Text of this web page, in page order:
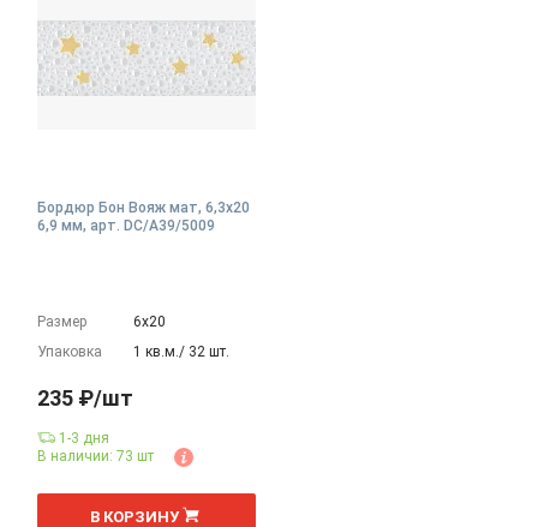
Бордюр Бон Вояж мат, 6,3x20
6,9 мм, арт. DC/A39/5009
Размер
6х20
Упаковка
1 кв.м./ 32 шт.
235 ₽/шт
1-3 дня
В наличии: 73 шт
шт
В КОРЗИНУ